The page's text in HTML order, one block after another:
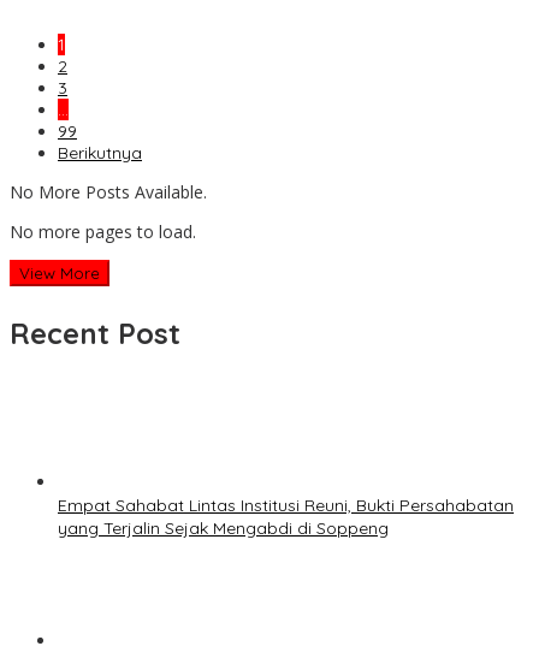
1
2
3
…
99
Berikutnya
No More Posts Available.
No more pages to load.
View More
Recent Post
Empat Sahabat Lintas Institusi Reuni, Bukti Persahabatan
yang Terjalin Sejak Mengabdi di Soppeng